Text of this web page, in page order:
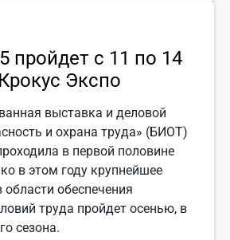
пройдет с 11 по 14
Экспо
выставка и деловой
и охрана труда» (БИОТ)
в первой половине
в этом году крупнейшее
обеспечения
труда пройдет осенью, в
сезона.